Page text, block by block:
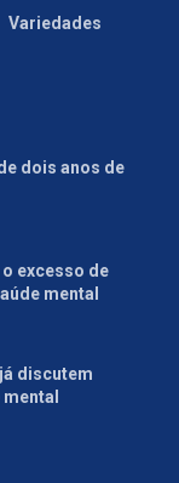
Variedades
dois anos de
excesso de
mental
discutem
mental